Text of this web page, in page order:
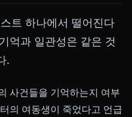
트 하나에서 떨어진다
억과 일관성은 같은 것
.
사건들을 기억하는지 여부
의 여동생이 죽었다고 언급